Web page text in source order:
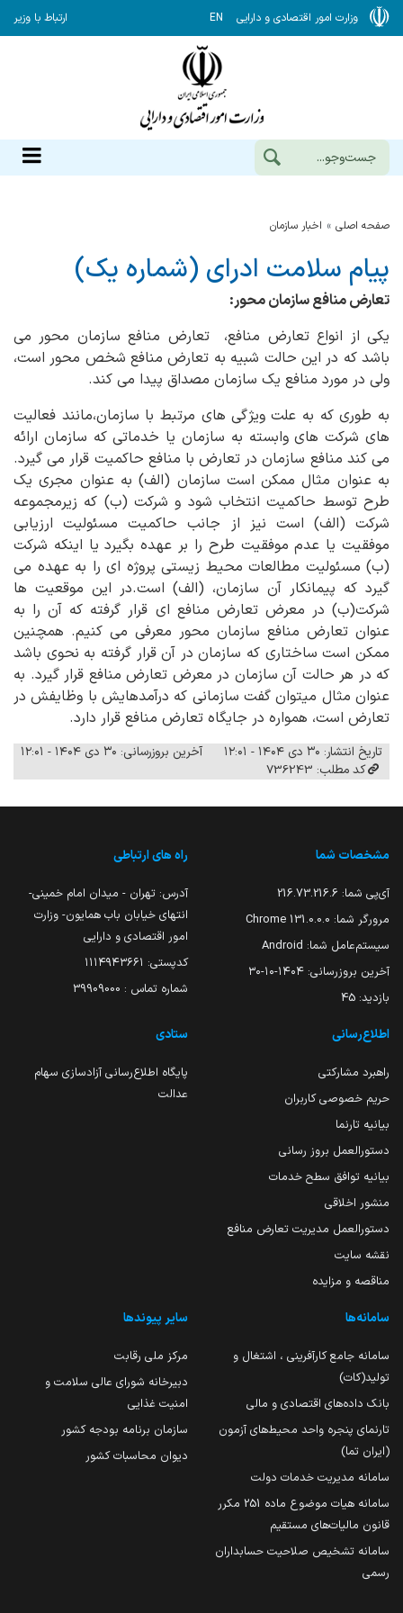
وزارت امور اقتصادی و دارایی EN ارتباط با وزیر
صفحه اصلی اخبار سازمان
پیام سلامت ادرای (شماره یک)
تعارض منافع سازمان محور:
یکی از انواع تعارض منافع، تعارض منافع سازمان محور می
باشد که در این حالت شبیه به تعارض منافع شخص محور است،
ولی در مورد منافع یک سازمان مصداق پیدا می کند.
به طوری که به علت ویژگی های مرتبط با سازمان،مانند فعالیت
های شرکت های وابسته به سازمان یا خدماتی که سازمان ارائه
می کند منافع سازمان در تعارض با منافع حاکمیت قرار می گیرد.
به عنوان مثال ممکن است سازمان (الف) به عنوان مجری یک
طرح توسط حاکمیت انتخاب شود و شرکت (ب) که زیرمجموعه
شرکت (الف) است نیز از جانب حاکمیت مسئولیت ارزیابی
موفقیت یا عدم موفقیت طرح را بر عهده بگیرد یا اینکه شرکت
(ب) مسئولیت مطالعات محیط زیستی پروژه ای را به عهده می
گیرد که پیمانکار آن سازمان، (الف) است.در این موقعیت ها
شرکت(ب) در معرض تعارض منافع ای قرار گرفته که آن را به
عنوان تعارض منافع سازمان محور معرفی می کنیم. همچنین
ممکن است ساختاری که سازمان در آن قرار گرفته به نحوی باشد
که در هر حالت آن سازمان در معرض تعارض منافع قرار گیرد. به
عنوان مثال میتوان گفت سازمانی که درآمدهایش با وظایفش در
تعارض است، همواره در جایگاه تعارض منافع قرار دارد.
تاریخ انتشار: ۳۰ دی ۱۴۰۴ - ۱۲:۰۱
آخرین بروزرسانی: ۳۰ دی ۱۴۰۴ - ۱۲:۰۱
کد مطلب: 736243
مشخصات شما
آی‌پی شما: 216.73.216.6
مرورگر شما: 131.0.0.0 Chrome
سیستم‌عامل شما: Android
آخرین بروزرسانی: ۱۴۰۴-۱۰-۳۰
بازدید: 45
راه های ارتباطی
آدرس: تهران - میدان امام خمینی-
انتهای خیابان باب همایون- وزارت
امور اقتصادی و دارایی
کدپستی: ۱۱۱۴۹۴۳۶۶۱
شماره تماس : 39909000
اطلاع‌رسانی
راهبرد مشارکتی
حریم خصوصی کاربران
بیانیه تارنما
دستورالعمل بروز رسانی
بیانیه توافق سطح خدمات
منشور اخلاقی
دستورالعمل مدیریت تعارض منافع
نقشه سایت
مناقصه و مزایده
ستادی
پایگاه اطلاع‌رسانی آزادسازی سهام
عدالت
سامانه‌ها
سامانه جامع کارآفرینی ، اشتغال و
تولید(کات)
بانک داده‌های اقتصادی و مالی
تارنمای پنجره واحد محیط‌های آزمون
(ایران تما)
سامانه مدیریت خدمات دولت
سامانه هیات موضوع ماده 251 مکرر
قانون مالیات‌های مستقیم
سامانه تشخیص صلاحیت حسابداران
رسمی
سایر پیوندها
مرکز ملی رقابت
دبیرخانه شورای عالی سلامت و
امنیت غذایی
سازمان برنامه بودجه کشور
دیوان محاسبات کشور